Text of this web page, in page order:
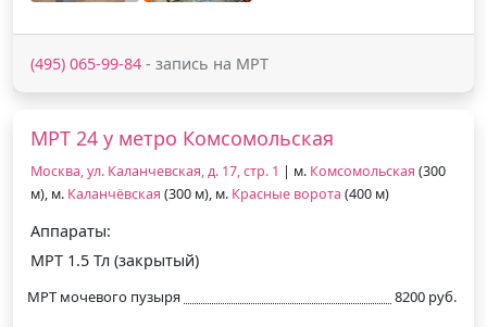
(495) 065-99-84 - запись на МРТ
МРТ 24 у метро Комсомольская
Москва, ул. Каланчевская, д. 17, стр. 1 | м. Комсомольская (300
м), м. Каланчёвская (300 м), м. Красные ворота (400 м)
Аппараты:
МРТ 1.5 Тл (закрытый)
МРТ мочевого пузыря 8200 руб.